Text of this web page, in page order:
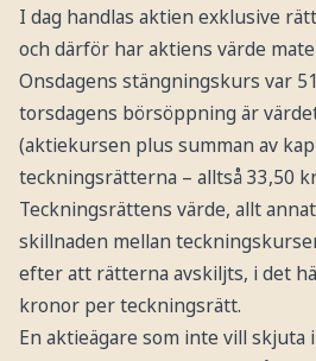
I dag handlas aktien exklusive
och därför har aktiens värde
Onsdagens stängningskurs var
torsdagens börsöppning är
(aktiekursen plus summan av
teckningsrätterna – alltså 33,50
Teckningsrättens värde, allt
skillnaden mellan
efter att rätterna avskiljts, i det
kronor per teckningsrätt.
En aktieägare som inte vill skjuta